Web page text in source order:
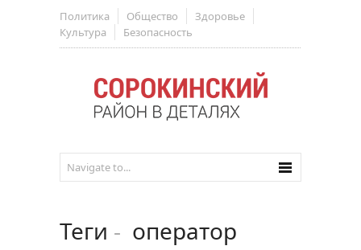
Политика Общество
Здоровье
Культура
Безопасность
Теги - оператор